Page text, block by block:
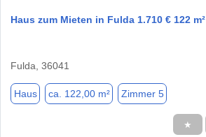
Haus zum Mieten in Fulda 1.710 € 122 m²
Fulda, 36041
Haus ca. 122,00 m² Zimmer 5
★